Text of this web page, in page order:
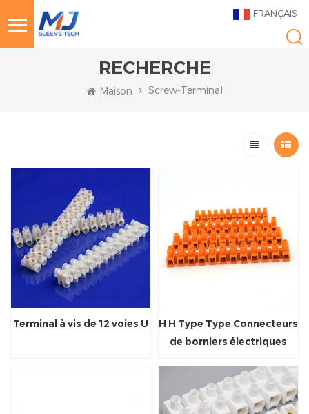
FRANÇAIS
RECHERCHE
Maison Screw-Terminal
Terminal à vis de 12 voies U
H H Type Type Connecteurs
de borniers électriques